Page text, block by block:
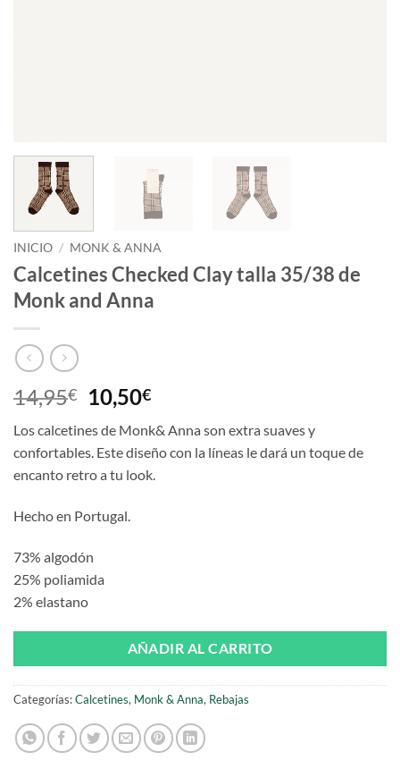
INICIO / MONK & ANNA
Calcetines Checked Clay talla 35/38 de
Monk and Anna
14,95€
El
precio
original
era:
14,95€.
10,50€El
actual
es:
10,50€.
Los calcetines de Monk& Anna son extra suaves y
confortables. Este diseño con la líneas le dará un toque de
encanto retro a tu look.
Hecho en Portugal.
73% algodón
25% poliamida
2% elastano
AÑADIR AL CARRITO
Categorías:Calcetines, Monk & Anna, Rebajas